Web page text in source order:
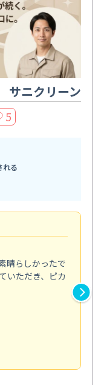
サニクリーン
5
れる
晴らしかったで
いただき、ピカ